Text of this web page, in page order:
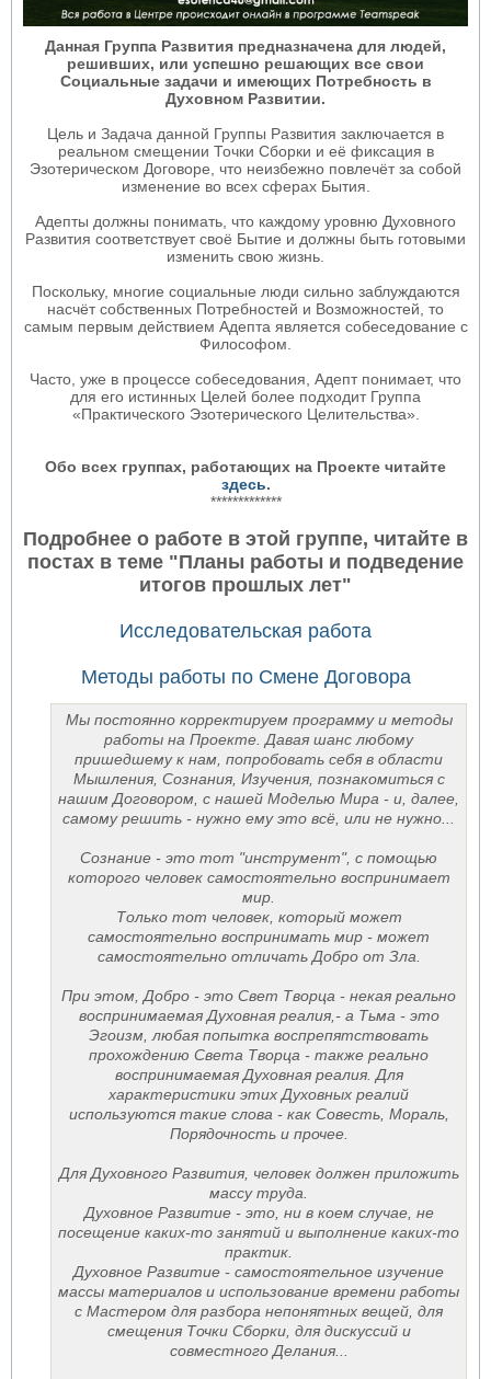
Данная Группа Развития предназначена для людей,
решивших, или успешно решающих все свои
Социальные задачи и имеющих Потребность в
Духовном Развитии.
Цель и Задача данной Группы Развития заключается в
реальном смещении Точки Сборки и её фиксация в
Эзотерическом Договоре, что неизбежно повлечёт за собой
изменение во всех сферах Бытия.
Адепты должны понимать, что каждому уровню Духовного
Развития соответствует своё Бытие и должны быть готовыми
изменить свою жизнь.
Поскольку, многие социальные люди сильно заблуждаются
насчёт собственных Потребностей и Возможностей, то
самым первым действием Адепта является собеседование с
Философом.
Часто, уже в процессе собеседования, Адепт понимает, что
для его истинных Целей более подходит Группа
«Практического Эзотерического Целительства».
Обо всех группах, работающих на Проекте читайте
здесь.
*************
Подробнее о работе в этой группе, читайте в
постах в теме "Планы работы и подведение
итогов прошлых лет"
Исследовательская работа
Методы работы по Смене Договора
Мы постоянно корректируем программу и методы
работы на Проекте. Давая шанс любому
пришедшему к нам, попробовать себя в области
Мышления, Сознания, Изучения, познакомиться с
нашим Договором, с нашей Моделью Мира - и, далее,
самому решить - нужно ему это всё, или не нужно...
Сознание - это тот "инструмент", с помощью
которого человек самостоятельно воспринимает
мир.
Только тот человек, который может
самостоятельно воспринимать мир - может
самостоятельно отличать Добро от Зла.
При этом, Добро - это Свет Творца - некая реально
воспринимаемая Духовная реалия,- а Тьма - это
Эгоизм, любая попытка воспрепятствовать
прохождению Света Творца - также реально
воспринимаемая Духовная реалия. Для
характеристики этих Духовных реалий
используются такие слова - как Совесть, Мораль,
Порядочность и прочее.
Для Духовного Развития, человек должен приложить
массу труда.
Духовное Развитие - это, ни в коем случае, не
посещение каких-то занятий и выполнение каких-то
практик.
Духовное Развитие - самостоятельное изучение
массы материалов и использование времени работы
с Мастером для разбора непонятных вещей, для
смещения Точки Сборки, для дискуссий и
совместного Делания...